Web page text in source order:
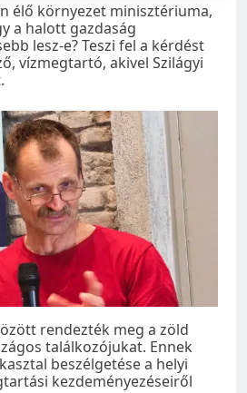
élő környezet minisztériuma,
a halott gazdaság
lesz-e? Teszi fel a kérdést
vízmegtartó, akivel Szilágyi
rendezték meg a zöld
találkozójukat. Ennek
beszélgetése a helyi
kezdeményezéseiről